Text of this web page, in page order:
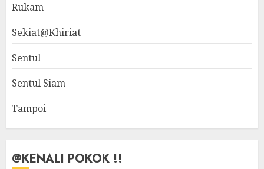
Rukam
Sekiat@Khiriat
Sentul
Sentul Siam
Tampoi
@KENALI POKOK !!